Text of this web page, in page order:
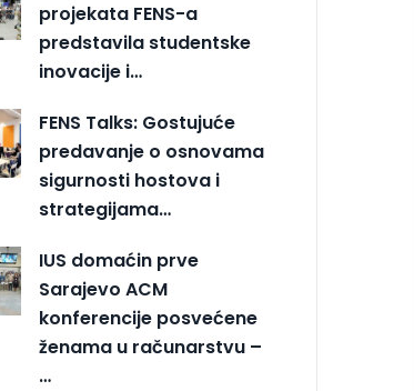
projekata FENS-a
predstavila studentske
inovacije i…
FENS Talks: Gostujuće
predavanje o osnovama
sigurnosti hostova i
strategijama…
IUS domaćin prve
Sarajevo ACM
konferencije posvećene
ženama u računarstvu –
…